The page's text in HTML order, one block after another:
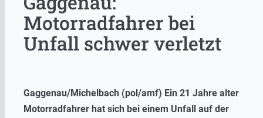
Motorradfahrer bei
Unfall schwer verletzt
Gaggenau/Michelbach (pol/amf) Ein 21 Jahre alter
Motorradfahrer hat sich bei einem Unfall auf der